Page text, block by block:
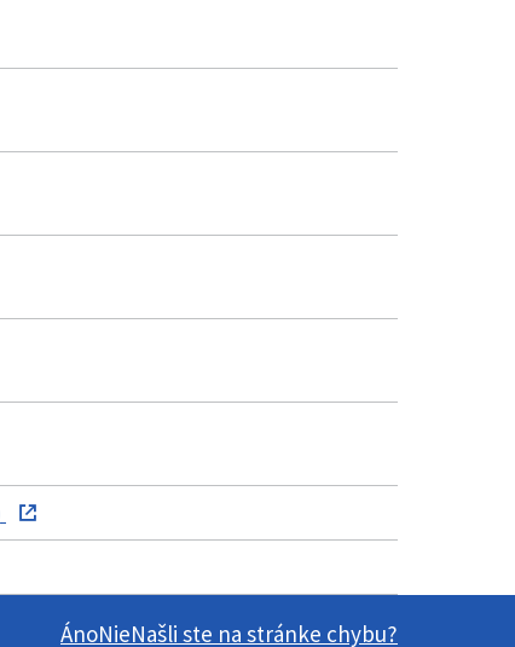
ÁnoNieNašli ste na stránke chybu?